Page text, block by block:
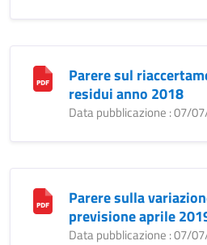
Parere sul
residui anno 2018
Data pubblicazione : 07/
Parere sulla
previsione aprile
Data pubblicazione : 07/